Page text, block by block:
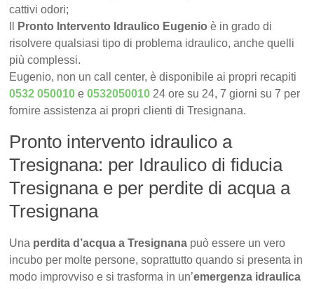
cattivi odori;
Pronto Intervento Idraulico Eugenio è in grado di
risolvere qualsiasi tipo di problema idraulico, anche quelli
più complessi.
Eugenio, non un call center, è disponibile ai propri recapiti
0532 050010 e0532050010 24 ore su 24, 7 giorni su 7 per
fornire assistenza ai propri clienti di Tresignana.
Pronto intervento idraulico a
Tresignana: per Idraulico di fiducia
Tresignana e per perdite di acqua a
Tresignana
Una perdita d’acqua a Tresignana può essere un vero
incubo per molte persone, soprattutto quando si presenta in
modo improvviso e si trasforma in un’emergenza idraulica